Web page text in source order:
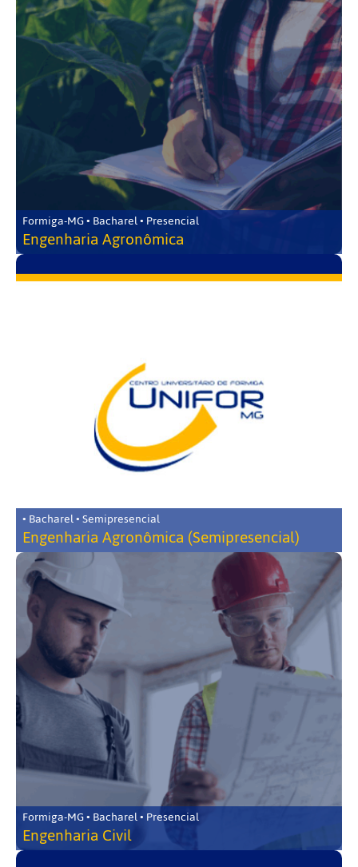
Formiga-MG • Bacharel • Presencial
Engenharia Agronômica
• Bacharel • Semipresencial
Engenharia Agronômica (Semipresencial)
Formiga-MG • Bacharel • Presencial
Engenharia Civil